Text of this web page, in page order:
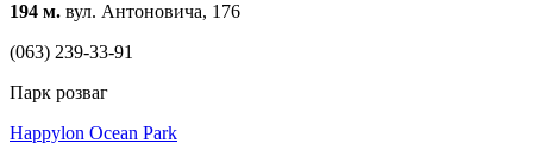
194 м. вул. Антоновича, 176
(063) 239-33-91
Парк розваг
Happylon Ocean Park